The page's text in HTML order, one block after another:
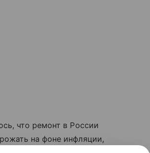
что ремонт в России
на фоне инфляции,